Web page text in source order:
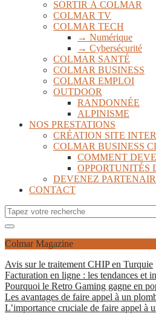
SORTIR À COLMAR
COLMAR TV
COLMAR TECH
→ Numérique
→ Cybersécurité
COLMAR SANTÉ
COLMAR BUSINESS
COLMAR EMPLOI
OUTDOOR
RANDONNÉE
ALPINISME
NOS PRESTATIONS
CRÉATION SITE
COLMAR BUSINESS
COMMENT
OPPORTUNITÉS
DEVENEZ
CONTACT
Colmar Magazine
Avis sur le traitement CHIP en Turquie
Facturation en ligne : les tendances et
Pourquoi le Retro Gaming gagne en
Les avantages de faire appel à un
L’importance cruciale de faire appel à